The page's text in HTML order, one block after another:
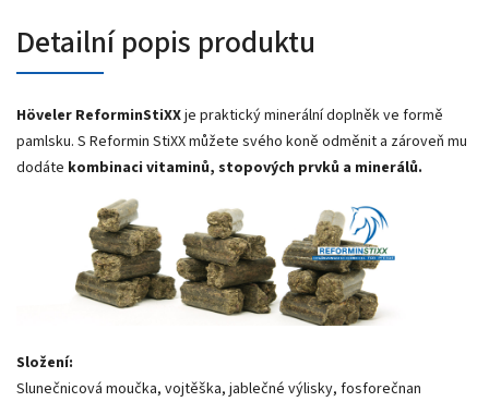
Detailní popis produktu
Höveler ReforminStiXXje praktický minerální doplněk ve formě
pamlsku. S Reformin StiXX můžete svého koně odměnit a zároveň mu
dodáte kombinaci vitaminů, stopových prvků a minerálů.
Složení:
Slunečnicová moučka, vojtěška, jablečné výlisky, fosforečnan